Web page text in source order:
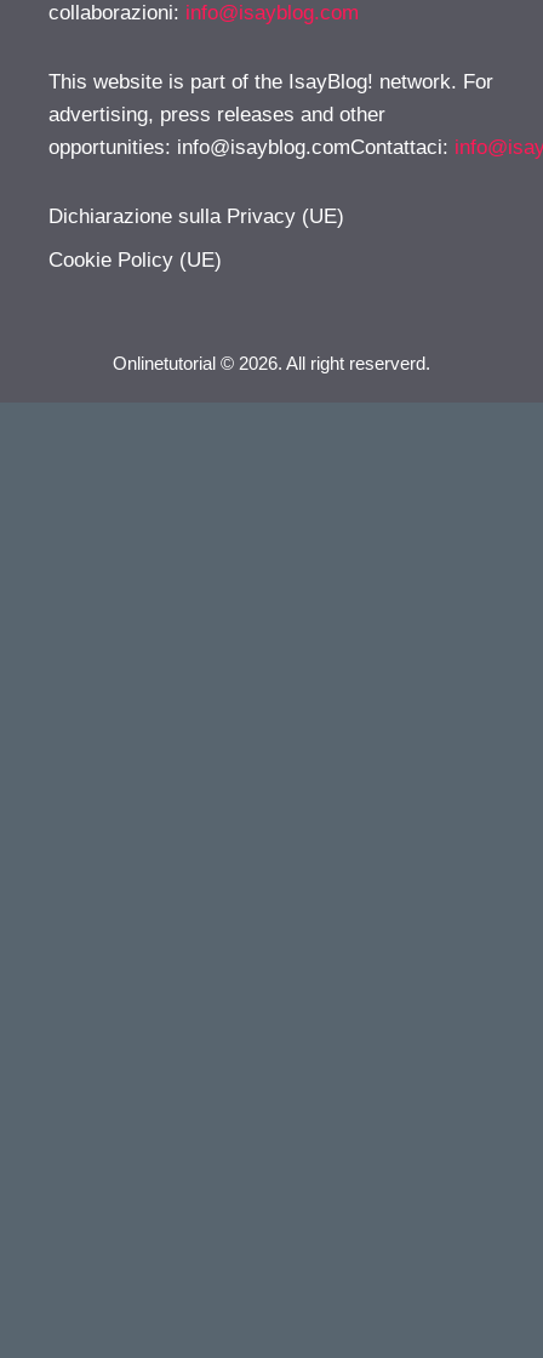
collaborazioni: info@isayblog.com
This website is part of the IsayBlog! network. For
advertising, press releases and other
opportunities: info@isayblog.comContattaci:
Dichiarazione sulla Privacy (UE)
Cookie Policy (UE)
Onlinetutorial © 2026. All right reserverd.